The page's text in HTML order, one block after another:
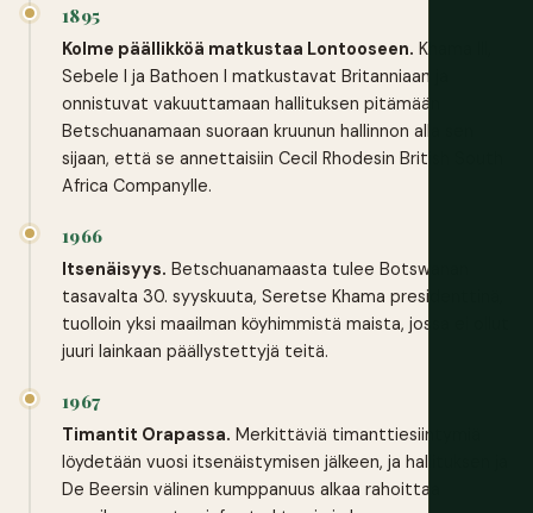
1895
Kolme päällikköä matkustaa Lontooseen. Khama III,
Sebele I ja Bathoen I matkustavat Britanniaan ja
onnistuvat vakuuttamaan hallituksen pitämään
Betschuanamaan suoraan kruunun hallinnon alla sen
sijaan, että se annettaisiin Cecil Rhodesin British South
Africa Companylle.
1966
Itsenäisyys. Betschuanamaasta tulee Botswanan
tasavalta 30. syyskuuta, Seretse Khama presidenttinä,
tuolloin yksi maailman köyhimmistä maista, jossa ei ollut
juuri lainkaan päällystettyjä teitä.
1967
Timantit Orapassa. Merkittäviä timanttiesiintymiä
löydetään vuosi itsenäistymisen jälkeen, ja hallituksen ja
De Beersin välinen kumppanuus alkaa rahoittaa